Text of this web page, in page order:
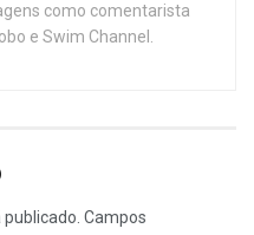
como comentarista
e Swim Channel.
Campos